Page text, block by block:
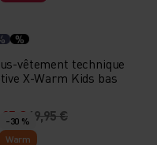
%
vêtement technique
X-Warm Kids bas
€49,95 €
-30 %
Warm